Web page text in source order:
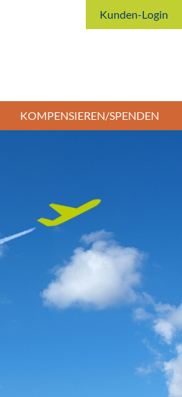
Kunden-Login
KOMPENSIEREN/SPENDEN